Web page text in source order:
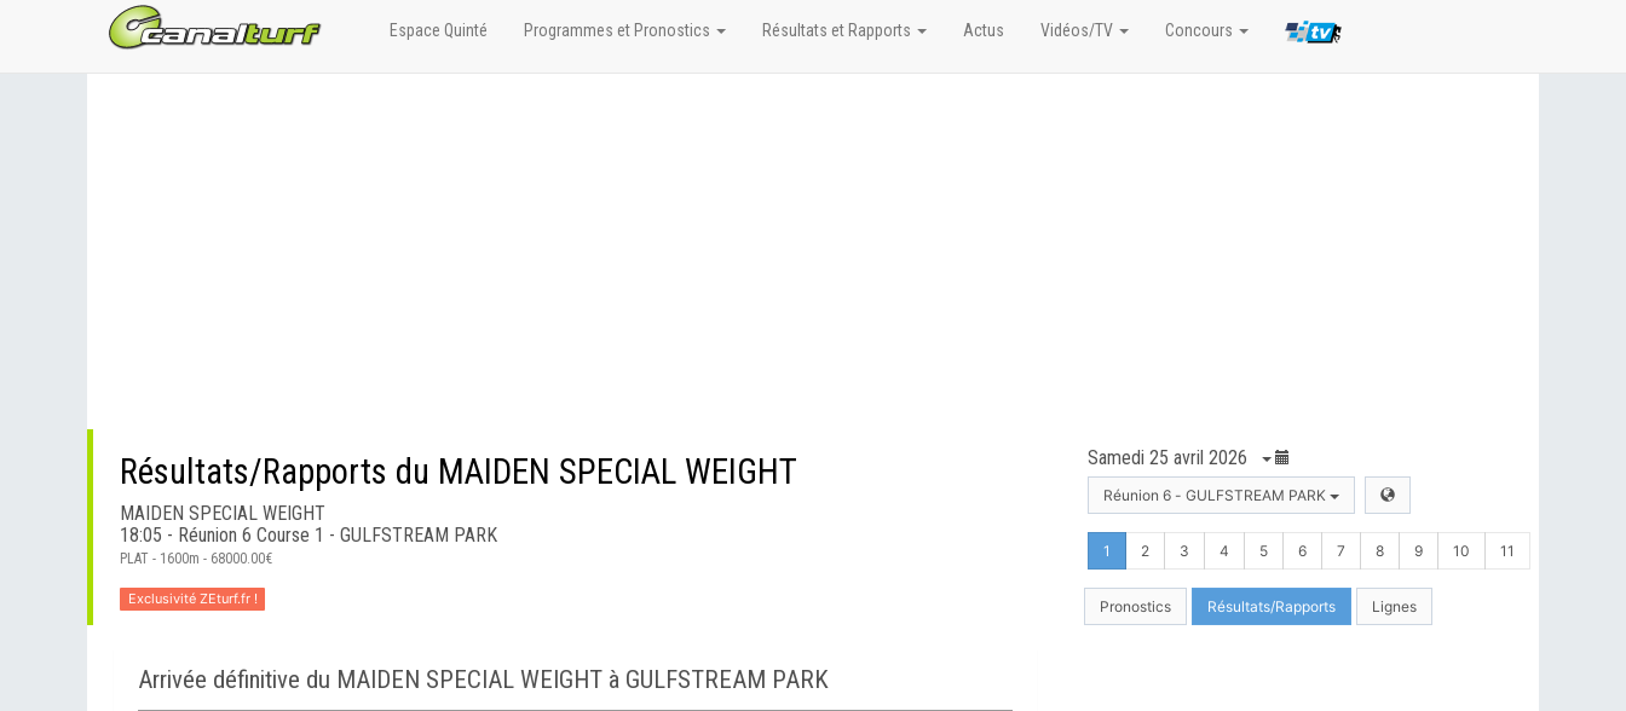
Résultats/Rapports du MAIDEN SPECIAL WEIGHT
MAIDEN SPECIAL WEIGHT
18:05 - Réunion 6 Course 1 - GULFSTREAM PARK
PLAT - 1600m - 68000.00€
Exclusivité ZEturf.fr !
Samedi 25 avril 2026
Réunion 6 - GULFSTREAM PARK
1 2 3 4 5 6 7 8 9 10 11
Pronostics Résultats/Rapports Lignes
Arrivée définitive du MAIDEN SPECIAL WEIGHT à GULFSTREAM PARK
Espace Quinté Programmes et Pronostics Résultats et Rapports Actus Vidéos/TV Concours